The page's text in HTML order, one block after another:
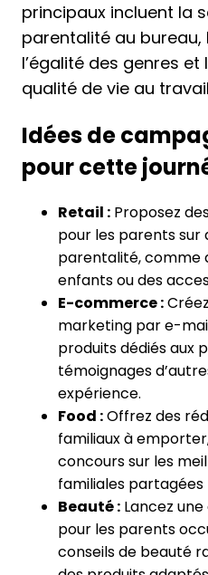
principaux incluent la
parentalité au
l’égalité des genres
qualité de vie au
Idées de
pour cette
Retail : Proposez
pour les parents sur
parentalité, comme
enfants ou des
E-commerce :
marketing par e-
produits dédiés aux
témoignages
expérience.
Food :Offrez des
familiaux à
concours sur les
familiales partagées
Beauté : Lancez
pour les parents
conseils de beauté